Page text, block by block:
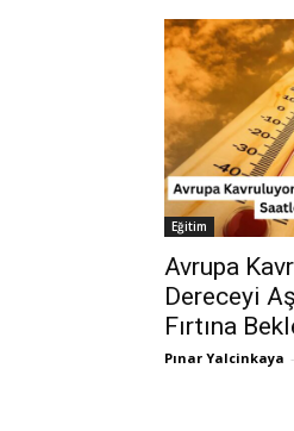
Eğitim
Avrupa
Dereceyi
Fırtına
Pınar Yalcinkaya -